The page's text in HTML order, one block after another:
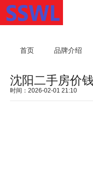
首页 品牌介绍
沈阳二手房价
时间：2026-02-01 21:10